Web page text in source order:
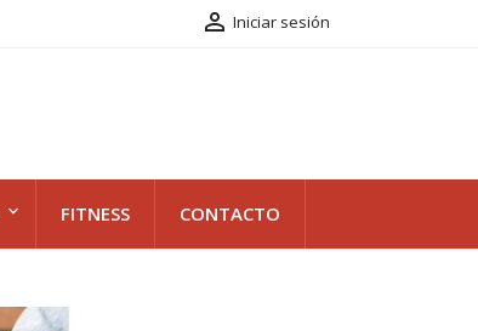
 Iniciar sesión
FITNESS CONTACTO